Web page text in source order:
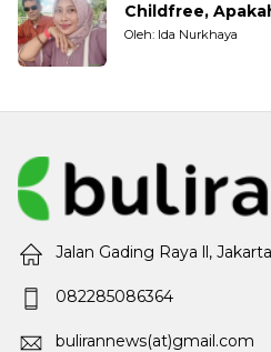
Childfree,
Oleh: Ida Nurkhaya
Jalan Gading Raya ll,
082285086364
bulirannews(at)gmail.com